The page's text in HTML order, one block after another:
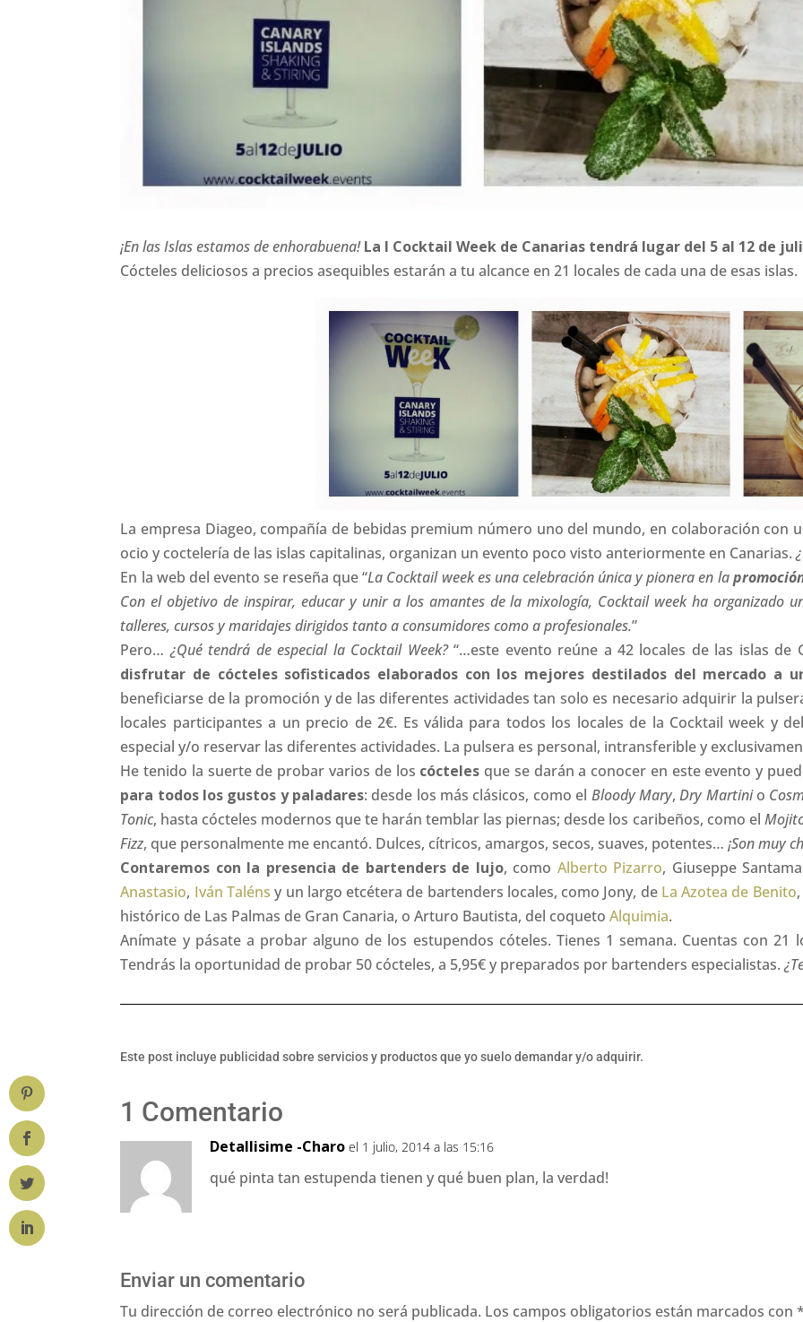
¡En las Islas estamos de enhorabuena! La I Cocktail Week de Canarias tendrá lugar del 5 al 12 de
Cócteles deliciosos a precios asequibles estarán a tu alcance en 21 locales de cada una de esas islas.
La empresa Diageo, compañía de bebidas premium número uno del mundo, en colaboración con
ocio y coctelería de las islas capitalinas, organizan un evento poco visto anteriormente en Canarias.
En la web del evento se reseña que “La Cocktail week es una celebración única y pionera en la
Con el objetivo de inspirar, educar y unir a los amantes de la mixología, Cocktail week ha organizado
talleres, cursos y maridajes dirigidos tanto a consumidores como a profesionales.”
Pero… ¿Qué tendrá de especial la Cocktail Week?“…este evento reúne a 42 locales de las islas de
disfrutar de cócteles sofisticados elaborados con los mejores destilados del mercado a
beneficiarse de la promoción y de las diferentes actividades tan solo es necesario adquirir la
locales participantes a un precio de 2€. Es válida para todos los locales de la Cocktail week y
especial y/o reservar las diferentes actividades. La pulsera es personal, intransferible y
He tenido la suerte de probar varios de los cócteles que se darán a conocer en este evento y
para todos los gustos y paladares: desde los más clásicos, como el Bloody Mary,Dry Martinio
Tonic, hasta cócteles modernos que te harán temblar las piernas; desde los caribeños, como el
Fizz, que personalmente me encantó. Dulces, cítricos, amargos, secos, suaves, potentes…¡Son muy
Contaremos con la presencia de bartenders de lujo, como Alberto Pizarro, Giuseppe
Anastasio, Iván Taléns y un largo etcétera de bartenders locales, como Jony, de La Azotea de Benito
histórico de Las Palmas de Gran Canaria, o Arturo Bautista, del coquetoAlquimia.
Anímate y pásate a probar alguno de los estupendos cóteles. Tienes 1 semana. Cuentas con 21
Tendrás la oportunidad de probar 50 cócteles, a 5,95€ y preparados por bartenders especialistas.
Este post incluye publicidad sobre servicios y productos que yo suelo demandar y/o adquirir.
1 Comentario
Detallisime -Charo el 1 julio, 2014 a las 15:16
qué pinta tan estupenda tienen y qué buen plan, la verdad!
Enviar un comentario
Tu dirección de correo electrónico no será publicada. Los campos obligatorios están marcados con